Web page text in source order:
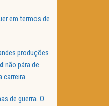
em termos de
produções
não pára de
carreira.
de guerra. O